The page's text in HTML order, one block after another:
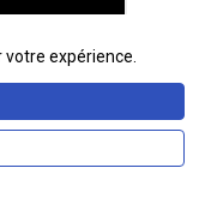
:
engagé au
expérience.